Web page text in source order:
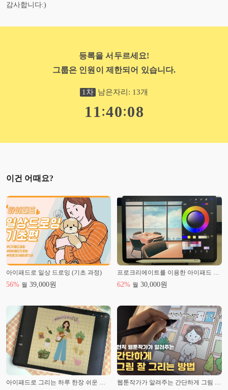
감사합니다:)
등록을 서두르세요!
그룹은 인원이 제한되어 있습니다.
1 차 남은자리: 13개
11:40:06
이건 어때요?
아이패드로 일상 드로잉 (기초 과정)
56% 월 39,000원
프로크리에이트를 이용한 아이패드 드로잉 기초
62% 월 30,000원
아이패드로 그리는 하루 한장 쉬운 일러스트 웹툰작가가 알려주는 간단하게 그림 잘 그리는 방법